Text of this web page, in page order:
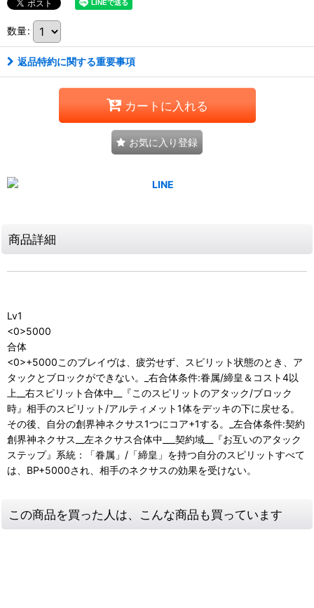
数量:
返品特約に関する重要事項
カートに入れる
お気に入り登録
商品詳細
Lv1
<0>5000
合体
<0>+5000このブレイヴは、疲労せず、スピリット状態のとき、ア
タックとブロックができない。_右合体条件:眷属/締皇＆コスト4以
上__右スピリット合体中__『このスピリットのアタック/ブロック
時』相手のスピリット/アルティメット1体をデッキの下に戻せる。
その後、自分の創界神ネクサス1つにコア+1する。_左合体条件:契約
創界神ネクサス__左ネクサス合体中___契約域__『お互いのアタック
ステップ』系統：「眷属」/「締皇」を持つ自分のスピリットすべて
は、BP+5000され、相手のネクサスの効果を受けない。
この商品を買った人は、こんな商品も買っています